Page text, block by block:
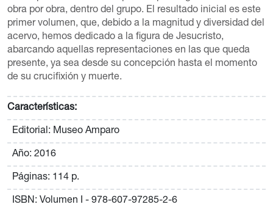
obra por obra, dentro del grupo. El resultado inicial es este
primer volumen, que, debido a la magnitud y diversidad del
acervo, hemos dedicado a la figura de Jesucristo,
abarcando aquellas representaciones en las que queda
presente, ya sea desde su concepción hasta el momento
de su crucifixión y muerte.
Características:
Editorial: Museo Amparo
Año: 2016
Páginas: 114 p.
ISBN: Volumen I - 978-607-97285-2-6